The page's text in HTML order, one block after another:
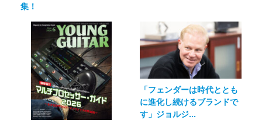
集！
「フェンダーは時代ととも
に進化し続けるブランドで
す」ジョルジ...